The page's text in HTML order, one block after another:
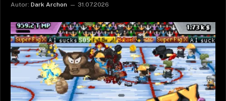
Autor: Dark Archon 31.07.2026